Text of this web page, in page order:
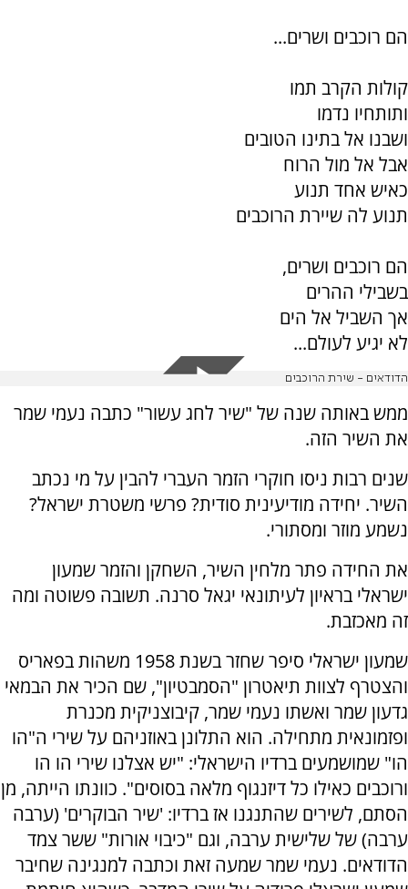
הם רוכבים ושרים...
קולות הקרב תמו
ותותחיו נדמו
ושבנו אל בתינו הטובים
אבל אל מול הרוח
כאיש אחד תנוע
תנוע לה שיירת הרוכבים
הם רוכבים ושרים,
בשבילי ההרים
אך השביל אל הים
לא יגיע לעולם...
הדודאים - שירת הרוכבים
ממש באותה שנה של "שיר לחג עשור" כתבה נעמי שמר
את השיר הזה.
שנים רבות ניסו חוקרי הזמר העברי להבין על מי נכתב
השיר. יחידה מודיעינית סודית? פרשי משטרת ישראל?
נשמע מוזר ומסתורי.
את החידה פתר מלחין השיר, השחקן והזמר שמעון
ישראלי בראיון לעיתונאי יגאל סרנה. תשובה פשוטה ומה
זה מאכזבת.
שמעון ישראלי סיפר שחזר בשנת 1958 משהות בפאריס
והצטרף לצוות תיאטרון "הסמבטיון", שם הכיר את הבמאי
גדעון שמר ואשתו נעמי שמר, קיבוצניקית מכנרת
ופזמונאית מתחילה. הוא התלונן באוזניהם על שירי ה"הו
הו" שמושמעים ברדיו הישראלי: "יש אצלנו שירי הו הו
ורוכבים כאילו כל דיזנגוף מלאה בסוסים". כוונתו הייתה, מן
הסתם, לשירים שהתנגנו אז ברדיו: 'שיר הבוקרים' (ערבה
ערבה) של שלישית ערבה, וגם "כיבוי אורות" ששר צמד
הדודאים. נעמי שמר שמעה זאת וכתבה למנגינה שחיבר